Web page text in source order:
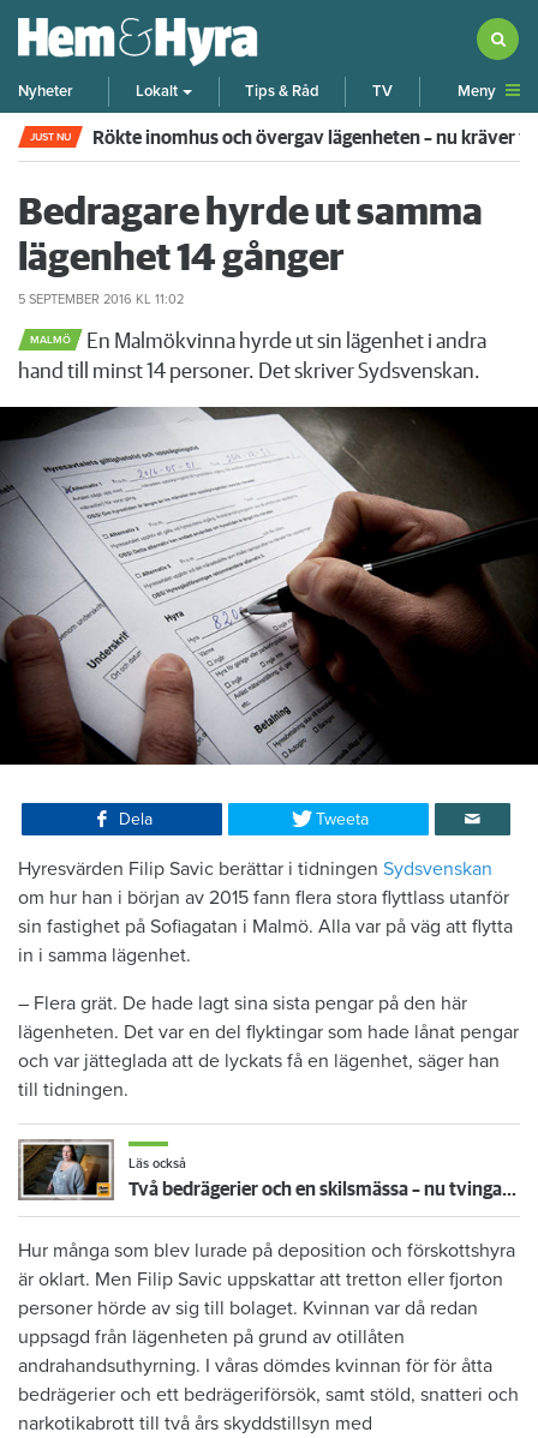
Nyheter Lokalt Tips & Råd TV Meny
JUST NU Rökte inomhus och övergav lägenheten – nu kräver
Bedragare hyrde ut samma
lägenhet 14 gånger
5 SEPTEMBER 2016 KL 11:02
MALMÖ
En Malmökvinna hyrde ut sin lägenhet i andra
hand till minst 14 personer. Det skriver Sydsvenskan.
Dela Tweeta
Hyresvärden Filip Savic berättar i tidningen Sydsvenskan
om hur han i början av 2015 fann flera stora flyttlass utanför
sin fastighet på Sofiagatan i Malmö. Alla var på väg att flytta
in i samma lägenhet.
– Flera grät. De hade lagt sina sista pengar på den här
lägenheten. Det var en del flyktingar som hade lånat pengar
och var jätteglada att de lyckats få en lägenhet, säger han
till tidningen.
Läs också
Två bedrägerier och en skilsmässa – nu tvingas Annika flytta runt i jakt på lägre hyra
Hur många som blev lurade på deposition och förskottshyra
är oklart. Men Filip Savic uppskattar att tretton eller fjorton
personer hörde av sig till bolaget. Kvinnan var då redan
uppsagd från lägenheten på grund av otillåten
andrahandsuthyrning. I våras dömdes kvinnan för för åtta
bedrägerier och ett bedrägeriförsök, samt stöld, snatteri och
narkotikabrott till två års skyddstillsyn med